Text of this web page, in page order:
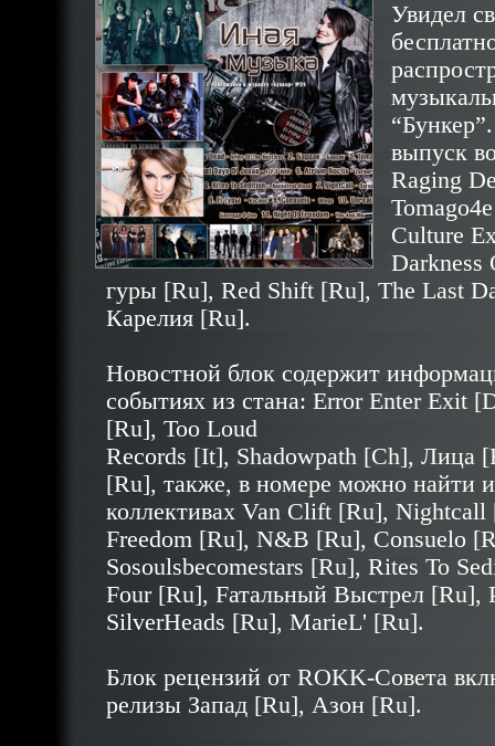
Увидел
выпуск
Raging
Culture
Darkness
гуры [Ru], Red Shift [Ru], The Last
Карелия [Ru].
Новостной блок содержит
событиях из стана: Error Enter Exit
[Ru], Too Loud
Records [It], Shadowpath [Ch], Лица
[Ru], также, в номере можно найти
коллективах Van Clift [Ru],
Freedom [Ru], N&B [Ru], Consuelo
Sosoulsbecomestars [Ru], Rites To
Four [Ru], Fатальный Выстрел
SilverHeads [Ru], MarieL' [Ru].
Блок рецензий от ROKK-Cовета
релизы Запад [Ru], Азон [Ru].